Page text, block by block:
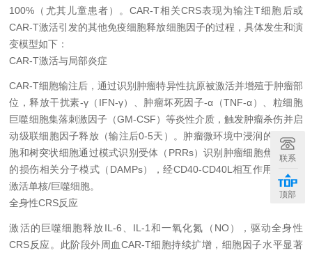
100%（尤其儿童患者）。CAR-T相关CRS表现为输注T细胞后或
CAR-T激活引发的其他免疫细胞释放细胞因子的过程，具体发生和演
变模型如下：
CAR-T激活与局部炎症
CAR-T细胞输注后，通过识别肿瘤特异性抗原被激活并增殖于肿瘤部
位，释放干扰素-γ（IFN-γ）、肿瘤坏死因子-α（TNF-α）、粒细胞
巨噬细胞集落刺激因子（GM-CSF）等炎性介质，触发肿瘤杀伤并启
动级联细胞因子释放（输注后0-5天）。肿瘤微环境中浸润的巨噬细
胞和树突状细胞通过模式识别受体（PRRs）识别肿瘤细胞焦亡释放
的损伤相关分子模式（DAMPs），经CD40-CD40L相互作用进一步
激活单核/巨噬细胞。
全身性CRS反应
激活的巨噬细胞释放IL-6、IL-1和一氧化氮（NO），驱动全身性
CRS反应。此阶段外周血CAR-T细胞持续扩增，细胞因子水平显著
联系
顶部